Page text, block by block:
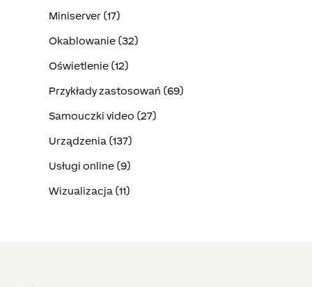
Miniserver (17)
Okablowanie (32)
Oświetlenie (12)
Przykłady zastosowań (69)
Samouczki video (27)
Urządzenia (137)
Usługi online (9)
Wizualizacja (11)